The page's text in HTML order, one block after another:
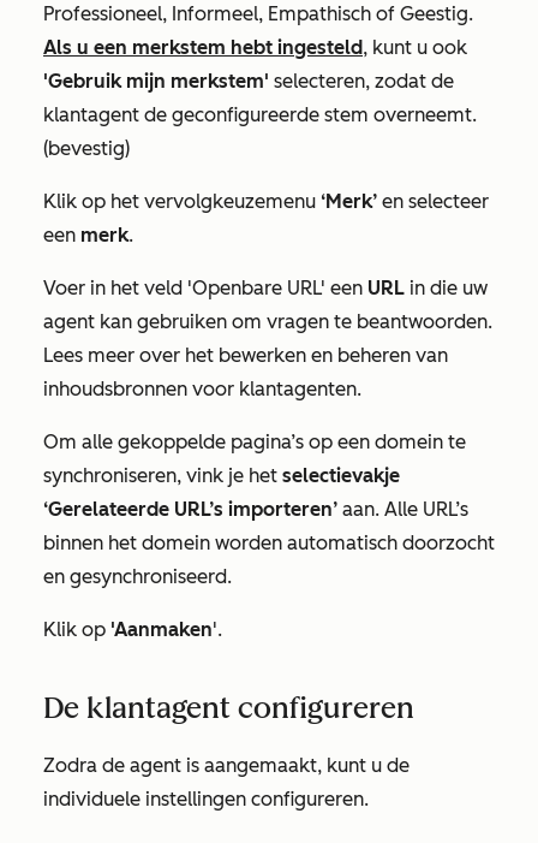
Professioneel, Informeel, Empathisch of Geestig.
Als u een merkstem hebt ingesteld, kunt u ook
'Gebruik mijn merkstem' selecteren, zodat de
klantagent de geconfigureerde stem overneemt.
(bevestig)
Klik op het vervolgkeuzemenu ‘Merk’ en selecteer
een merk.
Voer in het veld 'Openbare URL' een URL in die uw
agent kan gebruiken om vragen te beantwoorden.
Lees meer over het bewerken en beheren van
inhoudsbronnen voor klantagenten.
Om alle gekoppelde pagina’s op een domein te
synchroniseren, vink je het selectievakje
‘Gerelateerde URL’s importeren’ aan. Alle URL’s
binnen het domein worden automatisch doorzocht
en gesynchroniseerd.
Klik op 'Aanmaken'.
De klantagent configureren
Zodra de agent is aangemaakt, kunt u de
individuele instellingen configureren.